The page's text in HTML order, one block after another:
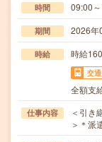
時間 09:00
期間 2026年
時給 時給
交
全額支
仕事内容
＜引き
＞＊派